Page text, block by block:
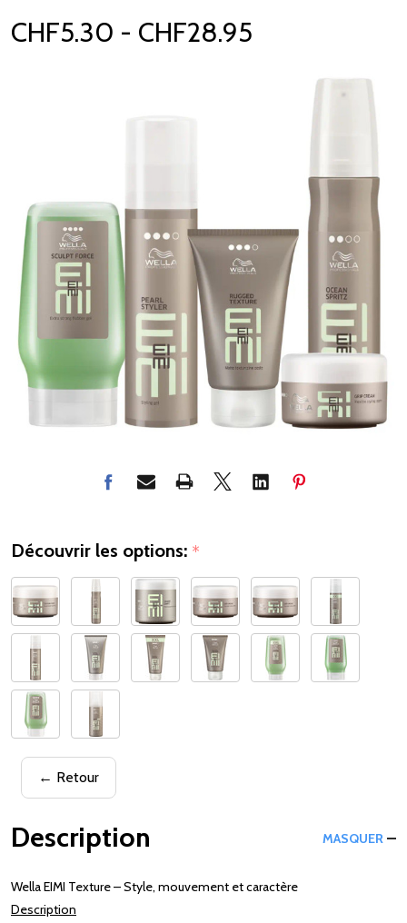
CHF5.30 - CHF28.95
Découvrir les options: *
← Retour
Description MASQUER
Wella EIMI Texture – Style, mouvement et caractère
Description